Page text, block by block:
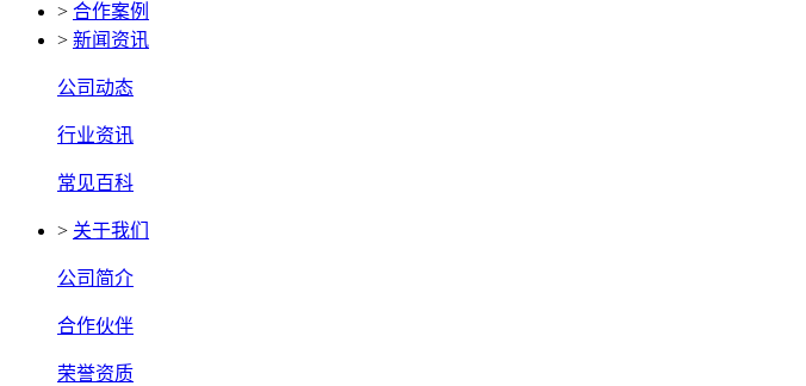
> 合作案例
> 新闻资讯
公司动态
行业资讯
常见百科
> 关于我们
公司简介
合作伙伴
荣誉资质